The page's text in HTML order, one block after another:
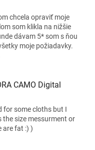
chcela opraviť moje
som klikla na nižšie
dávam 5* som s ňou
moje požiadavky.
CAMO Digital
for some cloths but I
size messurment or
are fat :) )